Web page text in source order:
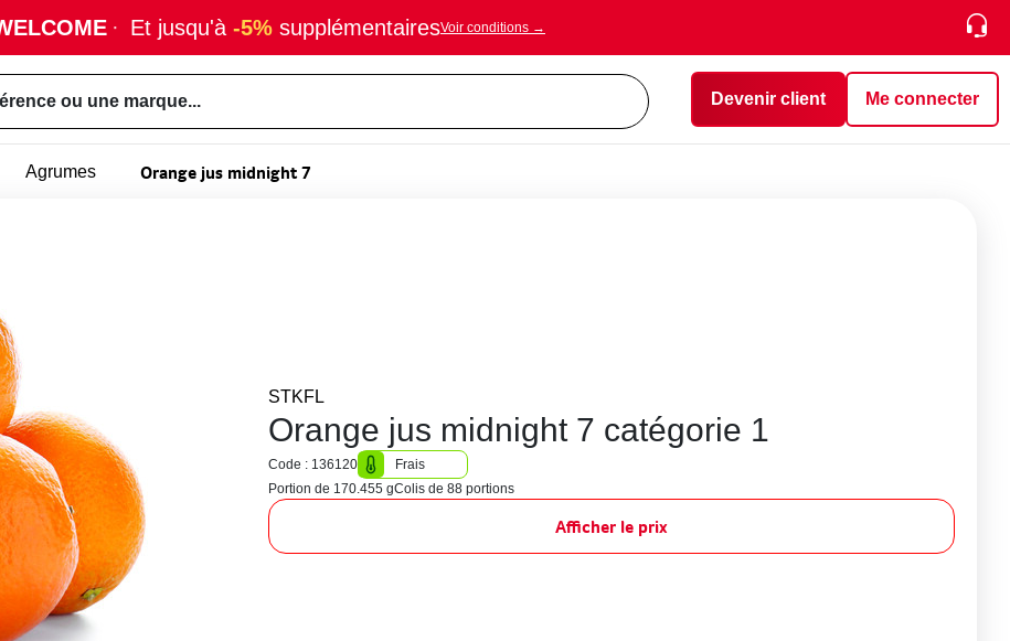
· Et jusqu'à -5% supplémentairesVoir conditions →
ou une marque... Devenir client Me connecter
Agrumes Orange jus midnight 7
STKFL
Orange jus midnight 7 catégorie 1
Code : 136120
Frais
Portion de 170.455 gColis de 88 portions
Afficher le prix